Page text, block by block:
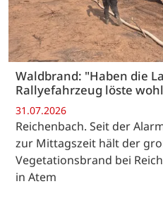
Waldbrand: "Haben die
Rallyefahrzeug löste
31.07.2026
Reichenbach. Seit der
zur Mittagszeit hält der
Vegetationsbrand bei
in Atem